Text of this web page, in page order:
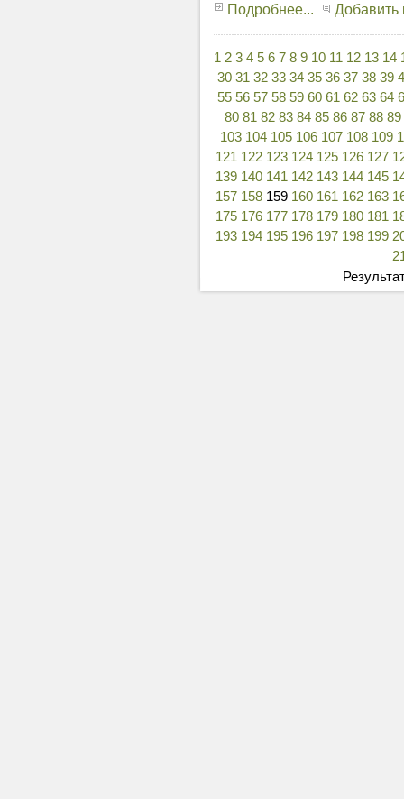
Подробнее... Добавить
1 2 3 4 5 6 7 8 9 10 11 12 13 14
30 31 32 33 34 35 36 37 38 39
55 56 57 58 59 60 61 62 63 64
80 81 82 83 84 85 86 87 88 89
103 104 105 106 107 108 109
121 122 123 124 125 126 127
139 140 141 142 143 144 145
157 158 159 160 161 162 163
175 176 177 178 179 180 181
193 194 195 196 197 198 199